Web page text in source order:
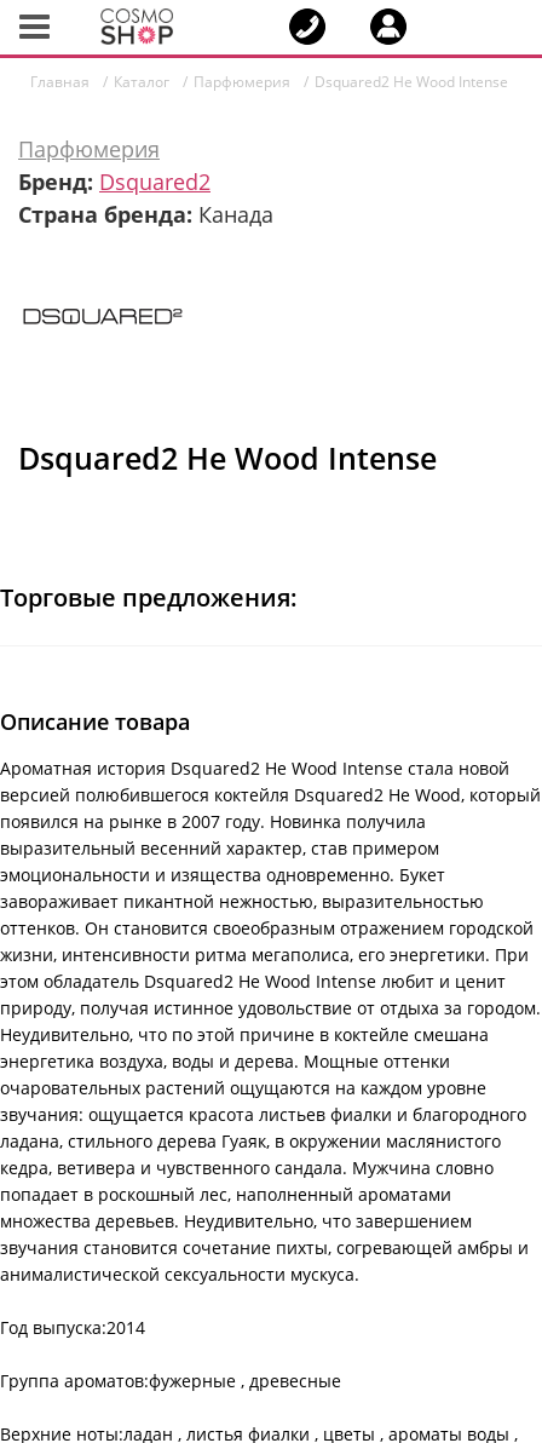
Toggle
navigation
Главная Каталог Парфюмерия Dsquared2 He Wood Intense
Парфюмерия
Бренд: Dsquared2
Страна бренда: Канада
Dsquared2 He Wood Intense
Торговые предложения:
Описание товара
Ароматная история Dsquared2 He Wood Intense стала новой
версией полюбившегося коктейля Dsquared2 He Wood, который
появился на рынке в 2007 году. Новинка получила
выразительный весенний характер, став примером
эмоциональности и изящества одновременно. Букет
завораживает пикантной нежностью, выразительностью
оттенков. Он становится своеобразным отражением городской
жизни, интенсивности ритма мегаполиса, его энергетики. При
этом обладатель Dsquared2 He Wood Intense любит и ценит
природу, получая истинное удовольствие от отдыха за городом.
Неудивительно, что по этой причине в коктейле смешана
энергетика воздуха, воды и дерева. Мощные оттенки
очаровательных растений ощущаются на каждом уровне
звучания: ощущается красота листьев фиалки и благородного
ладана, стильного дерева Гуаяк, в окружении маслянистого
кедра, ветивера и чувственного сандала. Мужчина словно
попадает в роскошный лес, наполненный ароматами
множества деревьев. Неудивительно, что завершением
звучания становится сочетание пихты, согревающей амбры и
анималистической сексуальности мускуса.
Год выпуска:2014
Группа ароматов:фужерные , древесные
Верхние ноты:ладан , листья фиалки , цветы , ароматы воды ,